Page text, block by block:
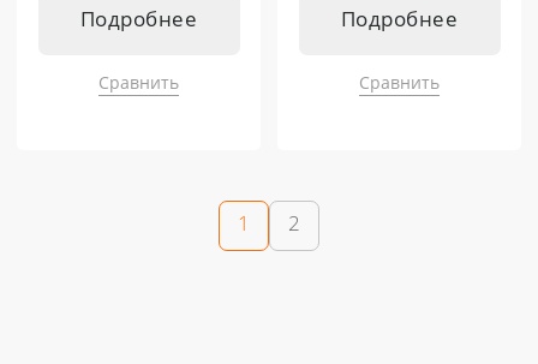
Подробнее
Сравнить
Подробнее
Сравнить
1 2